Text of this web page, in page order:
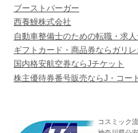
ブーストバーガー
西養鰻株式会社
自動車整備士のための転職・求
ギフトカード・商品券ならガリレ
国内格安航空券ならJチケット
株主優待券番号販売ならJ・コー
コスミック